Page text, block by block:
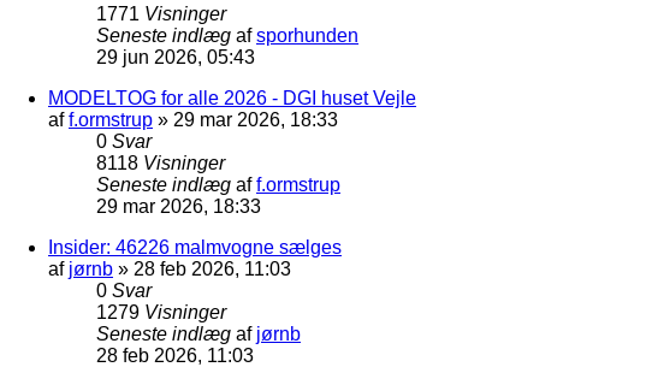
1771 Visninger
Seneste indlæg afsporhunden
29 jun 2026, 05:43
MODELTOG for alle 2026 - DGI huset Vejle
aff.ormstrup » 29 mar 2026, 18:33
0 Svar
8118 Visninger
Seneste indlæg aff.ormstrup
29 mar 2026, 18:33
Insider: 46226 malmvogne sælges
af jørnb » 28 feb 2026, 11:03
0 Svar
1279 Visninger
Seneste indlæg af jørnb
28 feb 2026, 11:03